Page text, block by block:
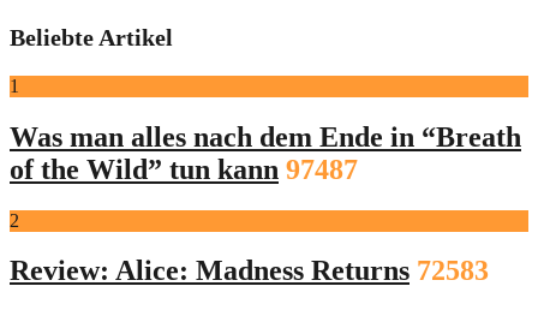
Beliebte Artikel
1
Was man alles nach dem Ende in “Breath
of the Wild” tun kann 97487
2
Review: Alice: Madness Returns 72583